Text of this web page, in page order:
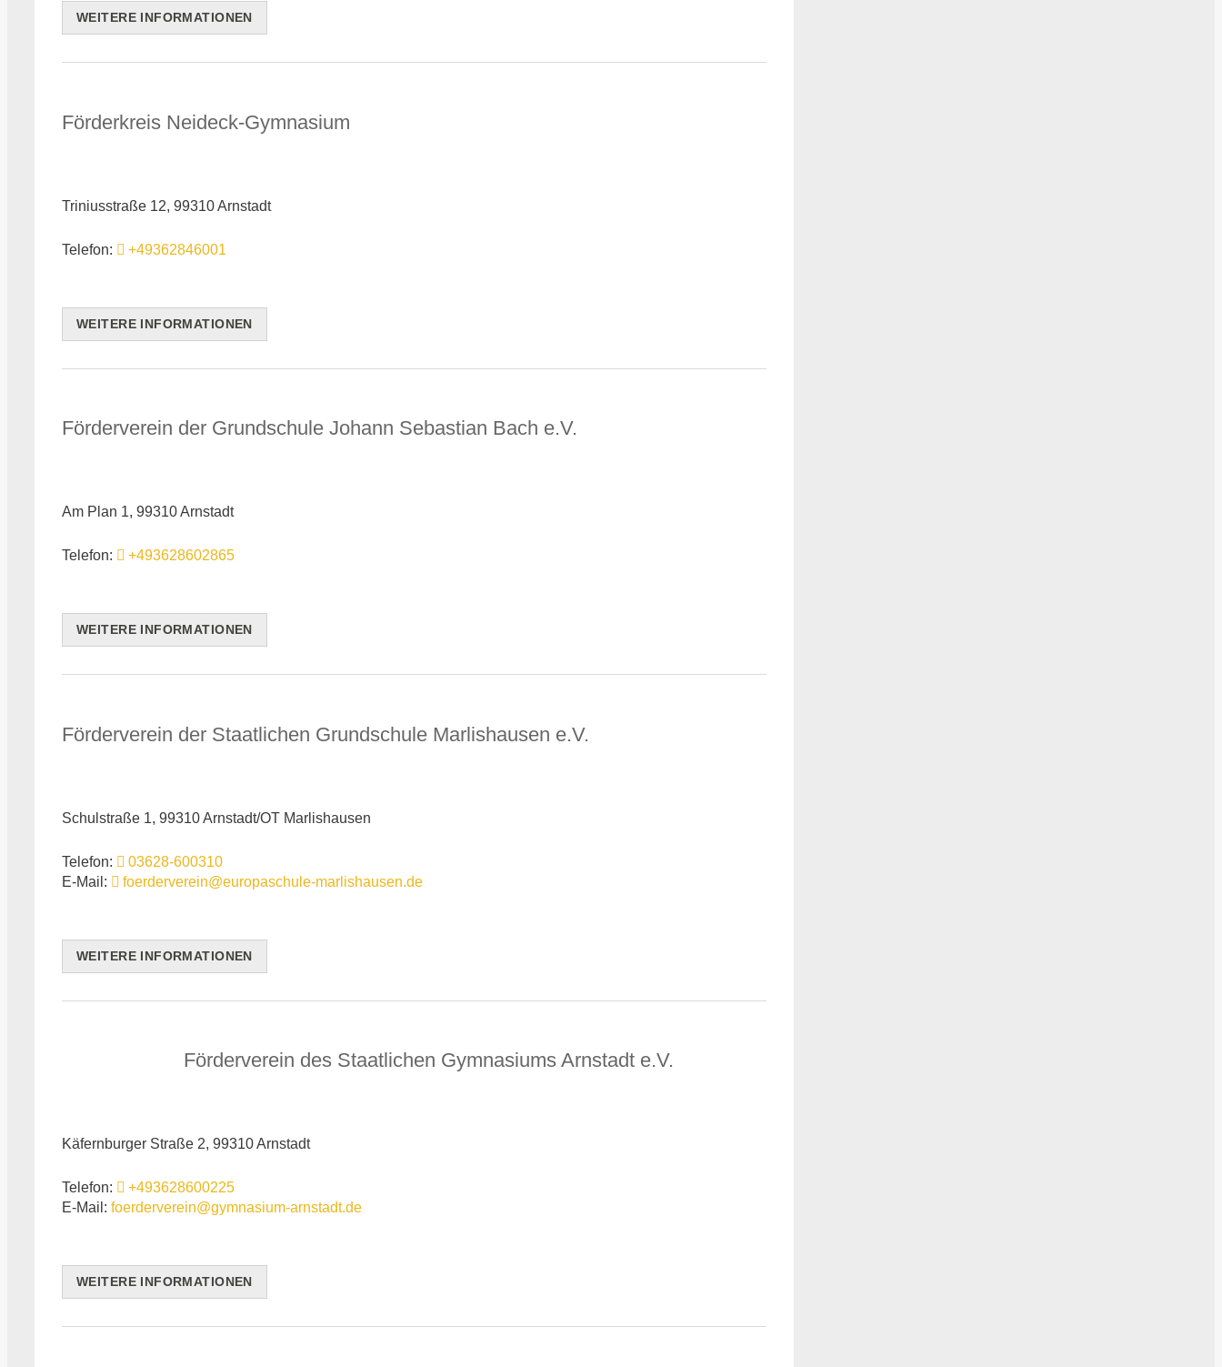
WEITERE INFORMATIONEN
Förderkreis Neideck-Gymnasium
Triniusstraße 12, 99310 Arnstadt
Telefon: +49362846001
WEITERE INFORMATIONEN
Förderverein der Grundschule Johann Sebastian Bach e.V.
Am Plan 1, 99310 Arnstadt
Telefon: +493628602865
WEITERE INFORMATIONEN
Förderverein der Staatlichen Grundschule Marlishausen e.V.
Schulstraße 1, 99310 Arnstadt/OT Marlishausen
Telefon:
03628-600310
E-Mail:
foerderverein@europaschule-marlishausen.de
WEITERE INFORMATIONEN
Förderverein des Staatlichen Gymnasiums Arnstadt e.V.
Käfernburger Straße 2, 99310 Arnstadt
Telefon:
+493628600225
E-Mail: foerderverein@gymnasium-arnstadt.de
WEITERE INFORMATIONEN